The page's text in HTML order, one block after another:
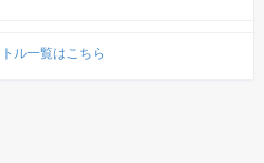
ル一覧はこちら